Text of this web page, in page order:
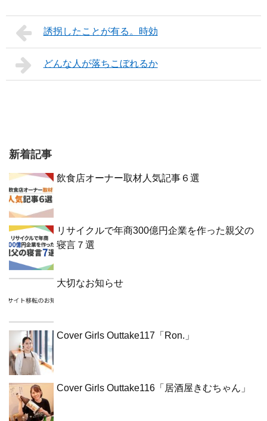
誘拐したことが有る。時効
どんな人が落ちこぼれるか
新着記事
飲食店オーナー取材人気記事６選
リサイクルで年商300億円企業を作った親父の
寝言７選
大切なお知らせ
Cover Girls Outtake117「Ron.」
Cover Girls Outtake116「居酒屋きむちゃん」